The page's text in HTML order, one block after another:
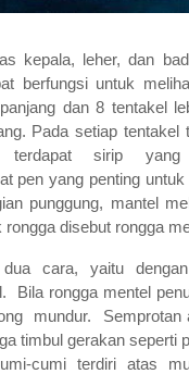
kepala, leher, dan
berfungsi untuk
dan 8 tentakel
Pada setiap tentakel
terdapat sirip yang
pen yang penting
punggung, mantel
disebut rongga
cara, yaitu
Bila rongga mentel
mundur.
Semprotan
timbul gerakan seperti
cumi terdiri atas